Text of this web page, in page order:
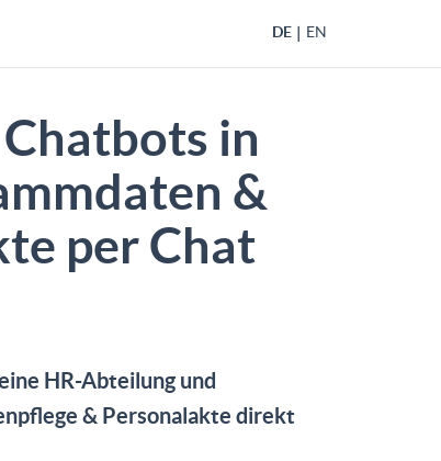
DE EN
in
&
per Chat
HR-Abteilung und
& Personalakte direkt